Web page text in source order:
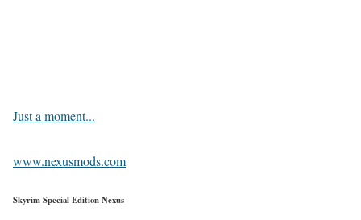
Just a moment...
www.nexusmods.com
Skyrim Special Edition Nexus